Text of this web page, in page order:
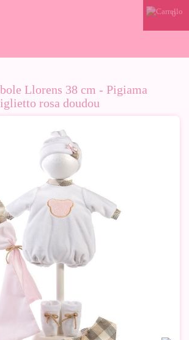
0
Llorens 38 cm - Pigiama
rosa doudou